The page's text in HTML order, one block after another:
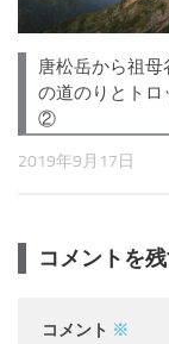
唐松岳から祖母
の道のりとトロ
②
2019年9月17日
コメントを
コメント ※